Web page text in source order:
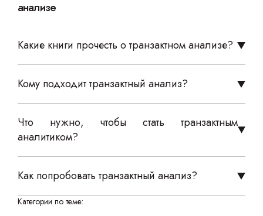
анализе
Какие книги прочесть о транзактном анализе?
Кому подходит транзактный анализ?
Что нужно, чтобы стать транзактным
аналитиком?
Как попробовать транзактный анализ?
Категории по теме: